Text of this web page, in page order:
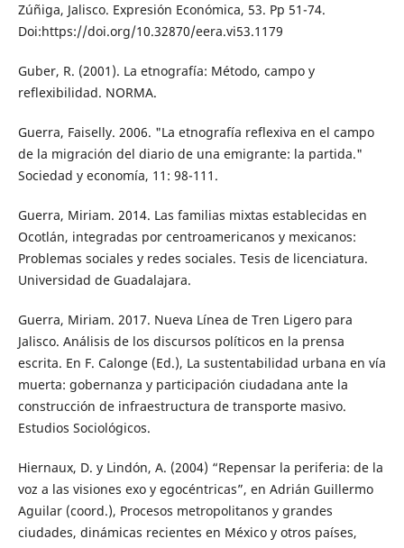
Zúñiga, Jalisco. Expresión Económica, 53. Pp 51-74.
Doi:https://doi.org/10.32870/eera.vi53.1179
Guber, R. (2001). La etnografía: Método, campo y
reflexibilidad. NORMA.
Guerra, Faiselly. 2006. "La etnografía reflexiva en el campo
de la migración del diario de una emigrante: la partida."
Sociedad y economía, 11: 98-111.
Guerra, Miriam. 2014. Las familias mixtas establecidas en
Ocotlán, integradas por centroamericanos y mexicanos:
Problemas sociales y redes sociales. Tesis de licenciatura.
Universidad de Guadalajara.
Guerra, Miriam. 2017. Nueva Línea de Tren Ligero para
Jalisco. Análisis de los discursos políticos en la prensa
escrita. En F. Calonge (Ed.), La sustentabilidad urbana en vía
muerta: gobernanza y participación ciudadana ante la
construcción de infraestructura de transporte masivo.
Estudios Sociológicos.
Hiernaux, D. y Lindón, A. (2004) “Repensar la periferia: de la
voz a las visiones exo y egocéntricas”, en Adrián Guillermo
Aguilar (coord.), Procesos metropolitanos y grandes
ciudades, dinámicas recientes en México y otros países,